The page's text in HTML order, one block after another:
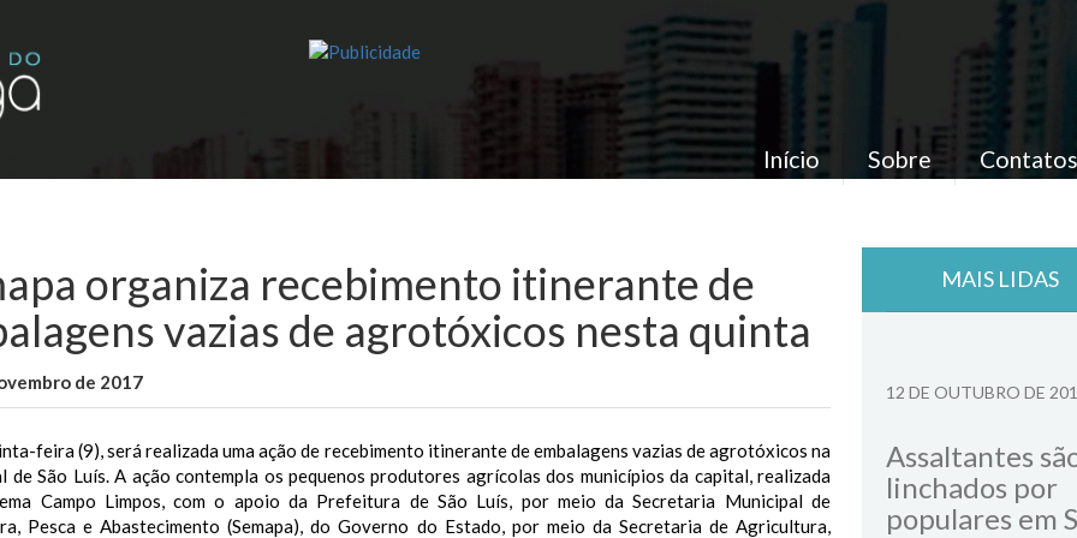
Início Sobre Contatos
organiza recebimento itinerante de
vazias de agrotóxicos nesta quinta
de 2017
feira (9), será realizada uma ação de recebimento itinerante de embalagens vazias de agrotóxicos na
de São Luís. A ação contempla os pequenos produtores agrícolas dos municípios da capital, realizada
Campo Limpos, com o apoio da Prefeitura de São Luís, por meio da Secretaria Municipal de
Pesca e Abastecimento (Semapa), do Governo do Estado, por meio da Secretaria de Agricultura,
MAIS LIDAS
12 DE OUTUBRO DE
Assaltantes
linchados por
populares em